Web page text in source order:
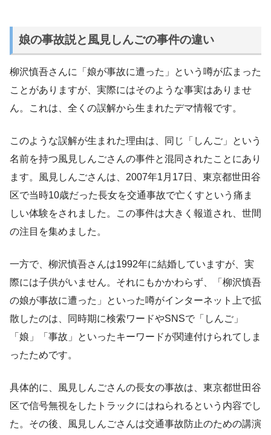
娘の事故説と風見しんごの事件の違い
柳沢慎吾さんに「娘が事故に遭った」という噂が広まった
ことがありますが、実際にはそのような事実はありませ
ん。これは、全くの誤解から生まれたデマ情報です。
このような誤解が生まれた理由は、同じ「しんご」という
名前を持つ風見しんごさんの事件と混同されたことにあり
ます。風見しんごさんは、2007年1月17日、東京都世田谷
区で当時10歳だった長女を交通事故で亡くすという痛ま
しい体験をされました。この事件は大きく報道され、世間
の注目を集めました。
一方で、柳沢慎吾さんは1992年に結婚していますが、実
際には子供がいません。それにもかかわらず、「柳沢慎吾
の娘が事故に遭った」といった噂がインターネット上で拡
散したのは、同時期に検索ワードやSNSで「しんご」
「娘」「事故」といったキーワードが関連付けられてしま
ったためです。
具体的に、風見しんごさんの長女の事故は、東京都世田谷
区で信号無視をしたトラックにはねられるという内容でし
た。その後、風見しんごさんは交通事故防止のための講演